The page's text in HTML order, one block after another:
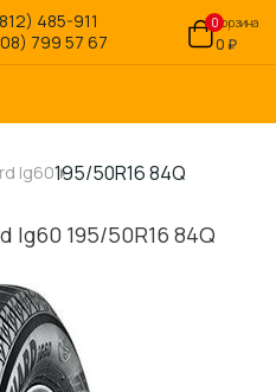
485-911
799 57 67
0Корзина
0 ₽
Ig60195/50R16 84Q
Ig60 195/50R16 84Q